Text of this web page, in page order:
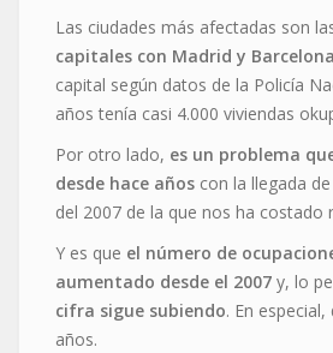
Las ciudades más afectadas son
capitales con Madrid y
capital según datos de la Policía
años tenía casi 4.000 viviendas
Por otro lado, es un problema
desde hace años con la llegada
del 2007 de la que nos ha costado
Y es que el número de
aumentado desde el 2007 y, lo
cifra sigue subiendo. En
años.